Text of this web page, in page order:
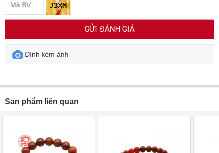
GỬI ĐÁNH GIÁ
Đính kèm ảnh
Sản phẩm liên quan